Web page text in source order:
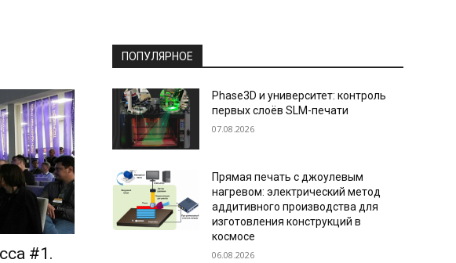
#1.
ПОПУЛЯРНОЕ
Phase3D и университет: контроль
первых слоёв SLM-печати
07.08.2026
Прямая печать с джоулевым
нагревом: электрический метод
аддитивного производства для
изготовления конструкций в
космосе
06.08.2026